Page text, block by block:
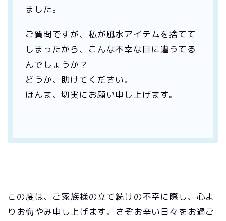
ました。
ご質問ですが、私が風水アイテムを捨てて
しまったから、こんな不幸な目に遭うてる
んでしょうか？
どうか、助けてください。
ほんま、切実にお願い申し上げます。
この度は、ご家族様の立て続けの不幸に際し、心よ
りお悔やみ申し上げます。さぞお辛い日々をお過ご